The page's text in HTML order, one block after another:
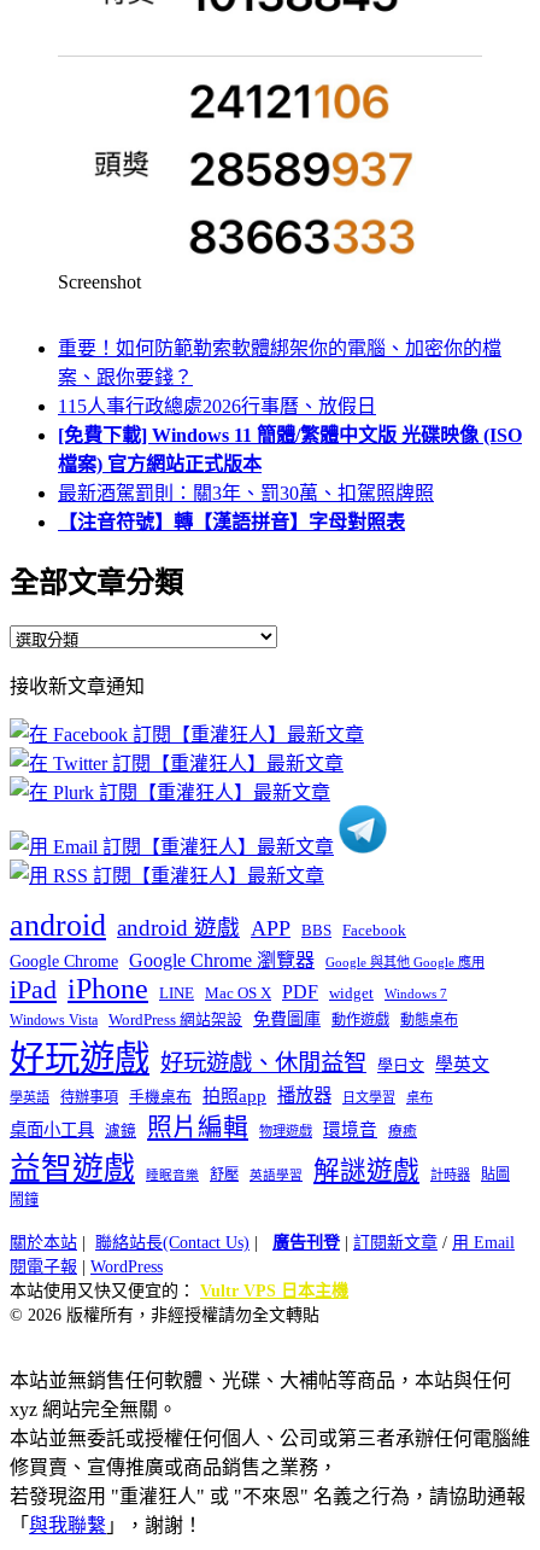
Screenshot
重要！如何防範勒索軟體綁架你的電腦、加密你的檔
案、跟你要錢？
115人事行政總處2026行事曆、放假日
[免費下載] Windows 11 簡體/繁體中文版 光碟映像 (ISO
檔案) 官方網站正式版本
最新酒駕罰則：關3年、罰30萬、扣駕照牌照
【注音符號】轉【漢語拼音】字母對照表
全部文章分類
全
文
章
分
類
接收新文章通知
android android 遊戲 APP BBS Facebook
Google Chrome Google Chrome 瀏覽器 Google 與其他 Google 應用
iPad iPhone LINE Mac OS X PDF widget Windows 7
Windows Vista WordPress 網站架設 免費圖庫 動作遊戲 動態桌布
好玩遊戲 好玩遊戲、休閒益智 學日文 學英文
學英語 待辦事項 手機桌布 拍照app 播放器 日文學習 桌布
桌面小工具 濾鏡 照片編輯 物理遊戲 環境音 療癒
益智遊戲 睡眠音樂 舒壓 英語學習 解謎遊戲 計時器
貼圖
鬧鐘
關於本站 聯絡站長(Contact Us) 廣告刊登| 訂閱新文章 / 用 Email
閱電子報
WordPress
本站使用又快又便宜的： Vultr VPS 日本主機
© 2026 版權所有，非經授權請勿全文轉貼
本站並無銷售任何軟體、光碟、大補帖等商品，本站與任何
xyz 網站完全無關。
本站並無委託或授權任何個人、公司或第三者承辦任何電腦維
修買賣、宣傳推廣或商品銷售之業務，
若發現盜用 "重灌狂人" 或 "不來恩" 名義之行為，請協助通報
「 與我聯繫 」，謝謝！